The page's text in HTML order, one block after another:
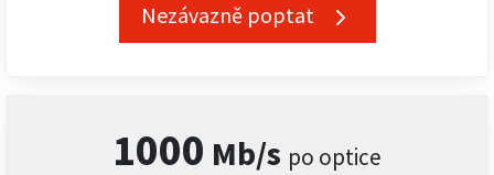
Nezávazně poptat
1000 Mb/s po optice